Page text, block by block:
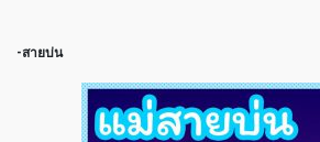
-สายบ่น